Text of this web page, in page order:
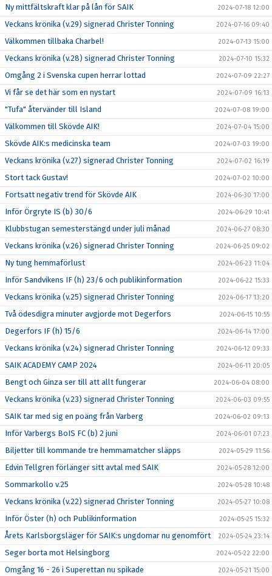
Ny mittfältskraft klar på lån för SAIK 2024-07-18 12:00
Veckans krönika (v.29) signerad Christer Tonning 2024-07-16 09:40
Välkommen tillbaka Charbel! 2024-07-13 15:00
Veckans krönika (v.28) signerad Christer Tonning 2024-07-10 15:32
Omgång 2 i Svenska cupen herrar lottad 2024-07-09 22:27
Vi får se det här som en nystart 2024-07-09 16:13
"Tufa" återvänder till Island 2024-07-08 19:00
Välkommen till Skövde AIK! 2024-07-04 15:00
Skövde AIK:s medicinska team 2024-07-03 19:00
Veckans krönika (v.27) signerad Christer Tonning 2024-07-02 16:19
Stort tack Gustav! 2024-07-02 10:00
Fortsatt negativ trend för Skövde AIK 2024-06-30 17:00
Inför Örgryte IS (b) 30/6 2024-06-29 10:41
Klubbstugan semesterstängd under juli månad 2024-06-27 08:30
Veckans krönika (v.26) signerad Christer Tonning 2024-06-25 09:02
Ny tung hemmaförlust 2024-06-23 11:04
Inför Sandvikens IF (h) 23/6 och publikinformation 2024-06-22 15:33
Veckans krönika (v.25) signerad Christer Tonning 2024-06-17 13:20
Två ödesdigra minuter avgjorde mot Degerfors 2024-06-15 10:55
Degerfors IF (h) 15/6 2024-06-14 17:00
Veckans krönika (v.24) signerad Christer Tonning 2024-06-12 09:33
SAIK ACADEMY CAMP 2024 2024-06-11 20:05
Bengt och Ginza ser till att allt fungerar 2024-06-04 08:00
Veckans krönika (v.23) signerad Christer Tonning 2024-06-03 09:55
SAIK tar med sig en poäng från Varberg 2024-06-02 09:13
Inför Varbergs BoIS FC (b) 2 juni 2024-06-01 07:23
Biljetter till kommande tre hemmamatcher släpps 2024-05-29 11:56
Edvin Tellgren förlänger sitt avtal med SAIK 2024-05-28 12:00
Sommarkollo v.25 2024-05-28 10:48
Veckans krönika (v.22) signerad Christer Tonning 2024-05-27 10:08
Inför Öster (h) och Publikinformation 2024-05-25 15:32
Årets Karlsborgsläger för SAIK:s ungdomar nu genomfört 2024-05-24 23:14
Seger borta mot Helsingborg 2024-05-22 22:00
Omgång 16 - 26 i Superettan nu spikade 2024-05-21 15:00